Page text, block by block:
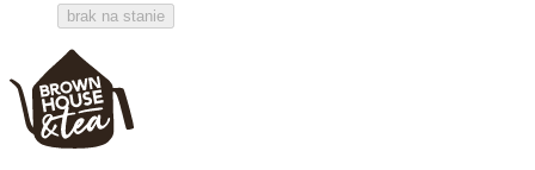
brak na stanie